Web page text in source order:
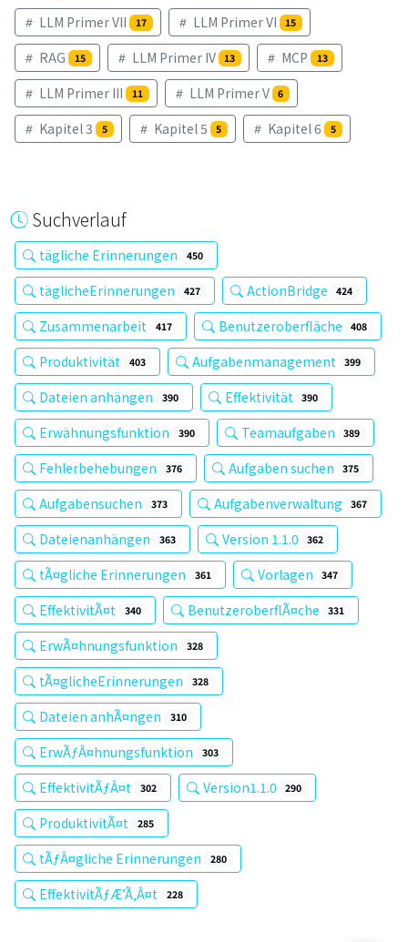
LLM Primer VII 17 LLM Primer VI 15
RAG 15 LLM Primer IV 13 MCP 13
LLM Primer III 11 LLM Primer V 6
Kapitel 3 5 Kapitel 5 5 Kapitel 6 5
Suchverlauf
tägliche Erinnerungen 450
täglicheErinnerungen 427 ActionBridge 424
Zusammenarbeit 417 Benutzeroberfläche 408
Produktivität 403 Aufgabenmanagement 399
Dateien anhängen 390 Effektivität 390
Erwähnungsfunktion 390 Teamaufgaben 389
Fehlerbehebungen 376 Aufgaben suchen 375
Aufgabensuchen 373 Aufgabenverwaltung 367
Dateienanhängen 363 Version 1.1.0 362
tÃ¤gliche Erinnerungen 361 Vorlagen 347
EffektivitÃ¤t 340 BenutzeroberflÃ¤che 331
ErwÃ¤hnungsfunktion 328
tÃ¤glicheErinnerungen 328
Dateien anhÃ¤ngen 310
ErwÃƒÂ¤hnungsfunktion 303
EffektivitÃƒÂ¤t 302 Version1.1.0 290
ProduktivitÃ¤t 285
tÃƒÂ¤gliche Erinnerungen 280
EffektivitÃƒÆ’Ã‚Â¤t 228